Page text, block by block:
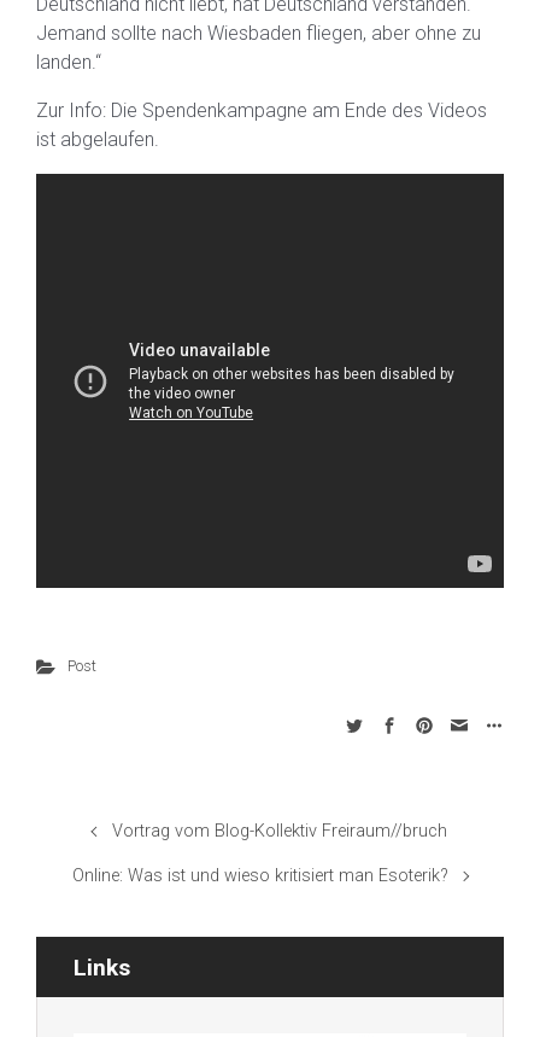
Deutschland nicht liebt, hat Deutschland verstanden.
Jemand sollte nach Wiesbaden fliegen, aber ohne zu
landen.“
Zur Info: Die Spendenkampagne am Ende des Videos
ist abgelaufen.
Post
Vortrag vom Blog-Kollektiv Freiraum//bruch
Online: Was ist und wieso kritisiert man Esoterik?
Links